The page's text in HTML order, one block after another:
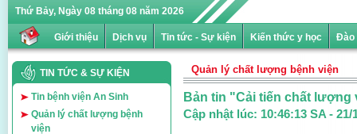
Thứ Bảy, Ngày 08 tháng 08 năm 2026
Giới thiệu Dịch vụ Tin tức - Sự kiện Kiến thức y học Đào
TIN TỨC & SỰ KIỆN
Tin bệnh viện An Sinh
Quản lý chất lượng bệnh
viện
Quản lý chất lượng bệnh viện
Bản tin "Cải tiến chất lượng
Cập nhật lúc: 10:46:13 SA - 21/